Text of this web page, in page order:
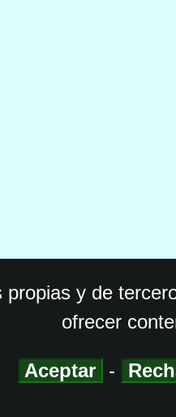
propias y de
ofrecer
Aceptar -